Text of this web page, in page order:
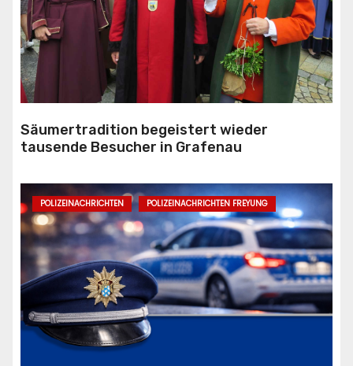
Säumertradition begeistert wieder
tausende Besucher in Grafenau
POLIZEINACHRICHTEN POLIZEINACHRICHTEN FREYUNG